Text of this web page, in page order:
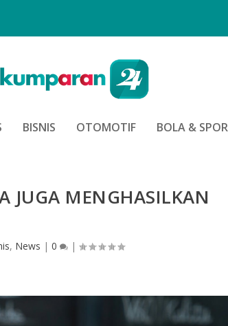
BISNIS OTOMOTIF BOLA &
JUGA MENGHASILKAN
, News | 0 |